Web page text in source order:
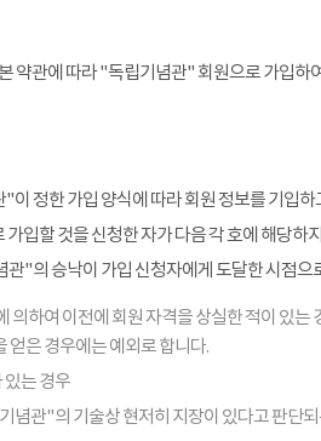
약관에 따라 "독립기념관" 회원으로 가입하
이 정한 가입 양식에 따라 회원 정보를 기입
입할 것을 신청한 자가 다음 각 호에 해당하
"의 승낙이 가입 신청자에게 도달한 시점으
의하여 이전에 회원 자격을 상실한 적이 있
은 경우에는 예외로 합니다.
있는 경우
념관"의 기술상 현저히 지장이 있다고 판단